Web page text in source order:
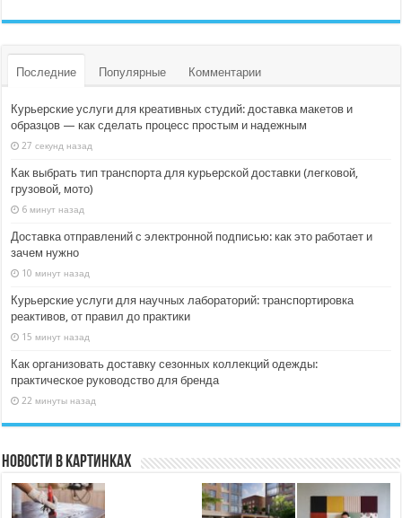
Последние Популярные Комментарии
Курьерские услуги для креативных студий: доставка макетов и
образцов — как сделать процесс простым и надежным
27 секунд назад
Как выбрать тип транспорта для курьерской доставки (легковой,
грузовой, мото)
6 минут назад
Доставка отправлений с электронной подписью: как это работает и
зачем нужно
10 минут назад
Курьерские услуги для научных лабораторий: транспортировка
реактивов, от правил до практики
15 минут назад
Как организовать доставку сезонных коллекций одежды:
практическое руководство для бренда
22 минуты назад
Новости в картинках